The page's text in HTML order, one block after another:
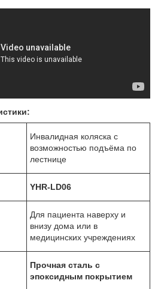
Инвалидная коляска с
возможностью подъёма по
лестнице
YHR-LD06
Для пациента наверху и
внизу дома или в
медицинских учреждениях
Прочная сталь с
эпоксидным покрытием